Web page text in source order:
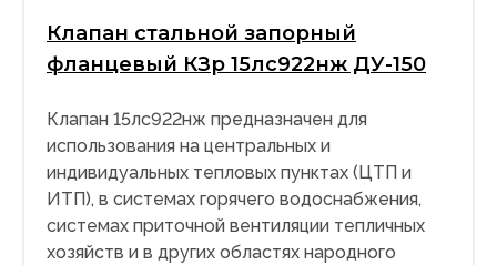
Клапан стальной запорный
фланцевый КЗр 15лс922нж ДУ-150
Клапан 15лс922нж предназначен для
использования на центральных и
индивидуальных тепловых пунктах (ЦТП и
ИТП), в системах горячего водоснабжения,
системах приточной вентиляции тепличных
хозяйств и в других областях народного